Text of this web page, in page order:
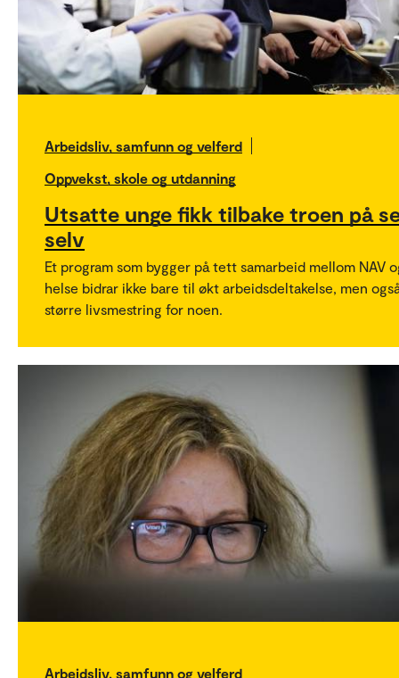
Arbeidsliv, samfunn og velferd
Oppvekst, skole og utdanning
Utsatte unge fikk tilbake troen på
selv
Et program som bygger på tett samarbeid mellom NAV
helse bidrar ikke bare til økt arbeidsdeltakelse, men
større livsmestring for noen.
Arbeidsliv, samfunn og velferd